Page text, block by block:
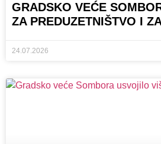
GRADSKO VEĆE
ZA PREDUZETNIŠTVO I
24.07.2026